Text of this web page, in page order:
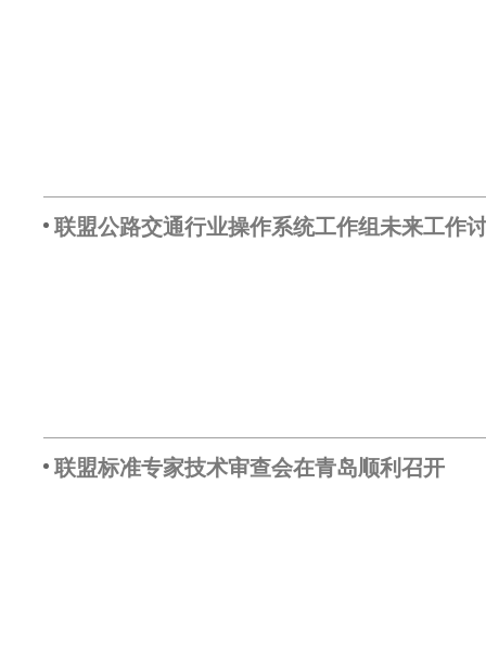
联盟公路交通行业操作系统工作组未来工作
联盟标准专家技术审查会在青岛顺利召开